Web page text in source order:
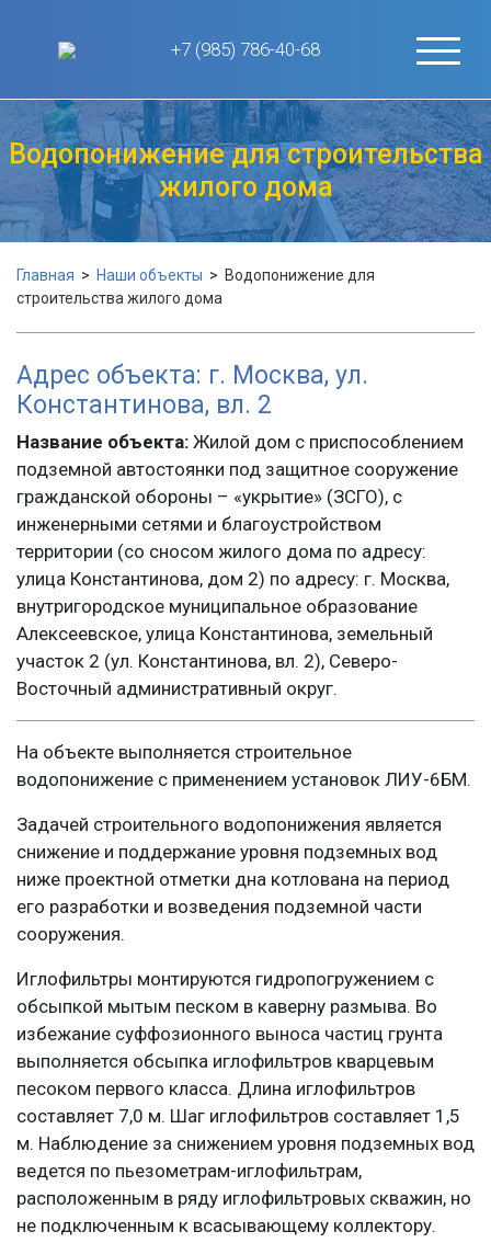
+7 (985) 786-40-68
Водопонижение для строительства
жилого дома
Главная > Наши объекты > Водопонижение для
строительства жилого дома
Адрес объекта: г. Москва, ул.
Константинова, вл. 2
Название объекта: Жилой дом с приспособлением
подземной автостоянки под защитное сооружение
гражданской обороны – «укрытие» (ЗСГО), с
инженерными сетями и благоустройством
территории (со сносом жилого дома по адресу:
улица Константинова, дом 2) по адресу: г. Москва,
внутригородское муниципальное образование
Алексеевское, улица Константинова, земельный
участок 2 (ул. Константинова, вл. 2), Северо-
Восточный административный округ.
На объекте выполняется строительное
водопонижение с применением установок ЛИУ-6БМ.
Задачей строительного водопонижения является
снижение и поддержание уровня подземных вод
ниже проектной отметки дна котлована на период
его разработки и возведения подземной части
сооружения.
Иглофильтры монтируются гидропогружением с
обсыпкой мытым песком в каверну размыва. Во
избежание суффозионного выноса частиц грунта
выполняется обсыпка иглофильтров кварцевым
песоком первого класса. Длина иглофильтров
составляет 7,0 м. Шаг иглофильтров составляет 1,5
м. Наблюдение за снижением уровня подземных вод
ведется по пьезометрам-иглофильтрам,
расположенным в ряду иглофильтровых скважин, но
не подключенным к всасывающему коллектору.